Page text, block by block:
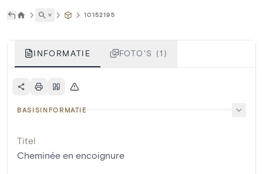
˅ 10152195
INFORMATIE FOTO'S (1)
BASISINFORMATIE
Titel
Cheminée en encoignure